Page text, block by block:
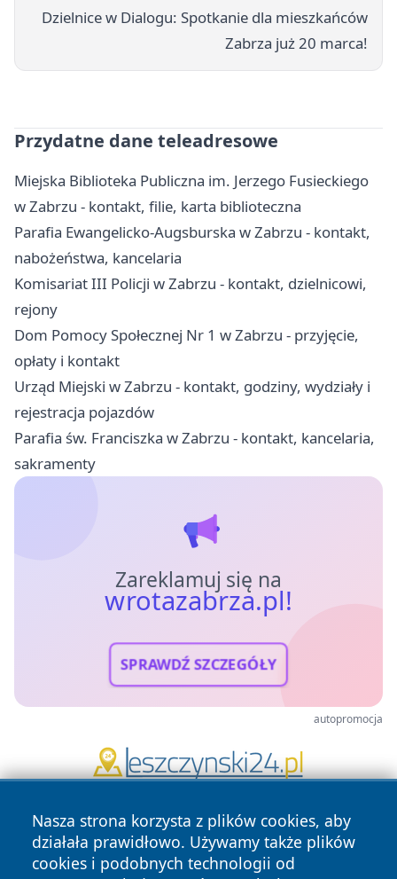
Dzielnice w Dialogu: Spotkanie dla mieszkańców
Zabrza już 20 marca!
Przydatne dane teleadresowe
Miejska Biblioteka Publiczna im. Jerzego Fusieckiego
w Zabrzu - kontakt, filie, karta biblioteczna
Parafia Ewangelicko-Augsburska w Zabrzu - kontakt,
nabożeństwa, kancelaria
Komisariat III Policji w Zabrzu - kontakt, dzielnicowi,
rejony
Dom Pomocy Społecznej Nr 1 w Zabrzu - przyjęcie,
opłaty i kontakt
Urząd Miejski w Zabrzu - kontakt, godziny, wydziały i
rejestracja pojazdów
Parafia św. Franciszka w Zabrzu - kontakt, kancelaria,
sakramenty
Zareklamuj się na
wrotazabrza.pl!
SPRAWDŹ SZCZEGÓŁY
autopromocja
Nasza strona korzysta z plików cookies, aby
działała prawidłowo. Używamy także plików
cookies i podobnych technologii od